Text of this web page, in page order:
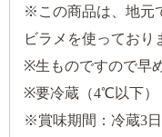
※この商品は、地元
ビラメを使っており
※生ものですので早
※要冷蔵（4℃以下）
※賞味期間：冷蔵3日